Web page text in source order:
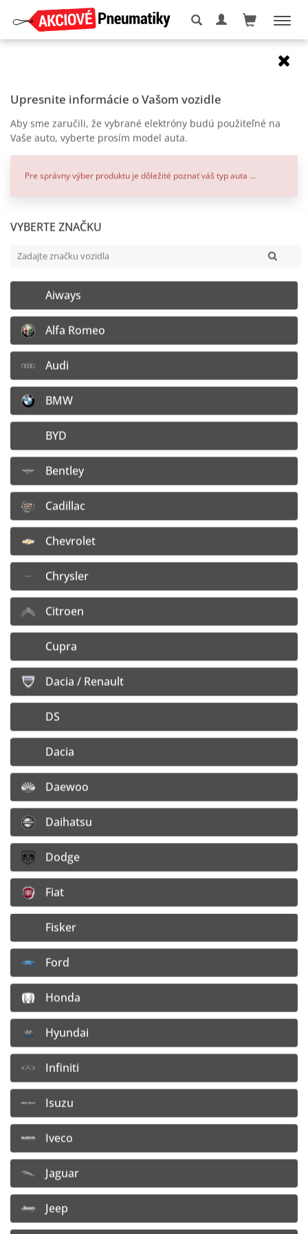
Upresnite informácie o Vašom vozidle
Aby sme zaručili, že vybrané elektróny budú použiteľné na
Vaše auto, vyberte prosím model auta.
Pre správny výber produktu je dôležité poznať váš typ auta ...
VYBERTE ZNAČKU
Aiways
Alfa Romeo
Audi
BMW
BYD
Bentley
Cadillac
Chevrolet
Chrysler
Citroen
Cupra
Dacia / Renault
DS
Dacia
Daewoo
Daihatsu
Dodge
Fiat
Fisker
Ford
Honda
Hyundai
Infiniti
Isuzu
Iveco
Jaguar
Jeep
Dotz Shift Leštená čelná plocha, čierne
lakovanie
zľava
Hliníkové disky Dotz
Dotz Shift Leštená čelná plocha, čierne lakovanie
FILTROVAŤ PODĽA AUTA
%
Dotz Shift 8x18 4x100 ET35
8x18 4x100 ET35
EAN: 4026569320997 | Kód produktu: OSIG2BL35
Rozmer: 8x18
Rozteč:
Stredový otvor (mm):
ET - zális (mm): 35
Dodanie kuriérom: zajtra
Cena s DPH :
176,70€
Cena bez DPH:
143,65
Pneumatiky vhodné k vybranému disku
Sailun Atrezzo Elite 2
175/65 R14 82H
%
Sailun Atrezzo Elite 2